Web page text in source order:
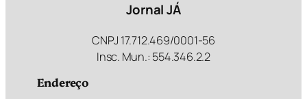
Jornal JÁ
CNPJ 17.712.469/0001-56
Insc. Mun.: 554.346.2.2
Endereço